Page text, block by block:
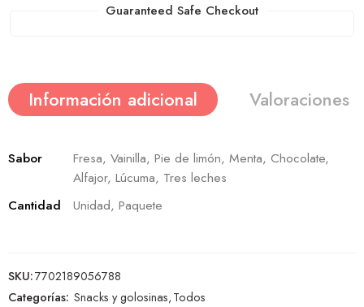
Guaranteed Safe Checkout
Información adicional Valoraciones
Sabor
Fresa, Vainilla, Pie de limón, Menta, Chocolate,
Alfajor, Lúcuma, Tres leches
Cantidad
Unidad, Paquete
SKU:7702189056788
Categorías: Snacks y golosinas,Todos